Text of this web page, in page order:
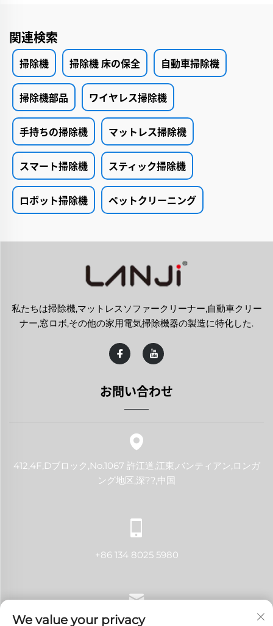
関連検索
掃除機 掃除機 床の保全 自動車掃除機
掃除機部品 ワイヤレス掃除機
手持ちの掃除機 マットレス掃除機
スマート掃除機 スティック掃除機
ロボット掃除機 ペットクリーニング
私たちは掃除機,マットレスソファークリーナー,自動車クリー
ナー,窓ロボ,その他の家用電気掃除機器の製造に特化した.
お問い合わせ
412,4F,Dブロック,No.1067 許江道,江東,バンティアン,ロンガ
ング地区,深??,中国
+86 134 8025 5980
[email protected]
We value your privacy